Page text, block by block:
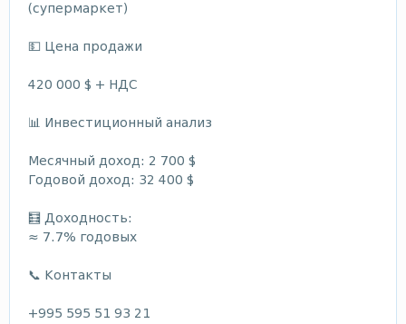
(супермаркет)
💵 Цена продажи
420 000 $ + НДС
📊 Инвестиционный анализ
Месячный доход: 2 700 $
Годовой доход: 32 400 $
🧮 Доходность:
≈ 7.7% годовых
📞 Контакты
+995 595 51 93 21